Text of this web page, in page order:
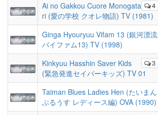
4
Ai no Gakkou Cuore Monogata
ri (愛の学校 クオレ物語) TV (1981)
Ginga Hyouryuu Vifam 13 (銀河漂流
バイファム13) TV (1998)
3
Kinkyuu Hasshin Saver Kids
(緊急発進セイバーキッズ) TV 01
Taiman Blues Ladies Hen (たいまん
ぶるうす レディース編) OVA (1990)